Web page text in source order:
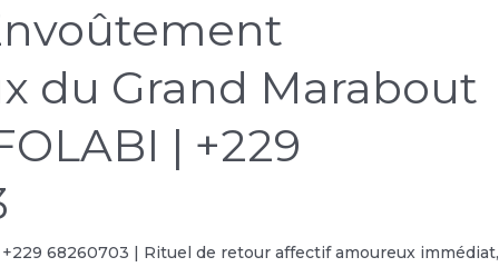
du Grand Marabout
| +229
+229 68260703 | Rituel de retour affectif amoureux immédiat,